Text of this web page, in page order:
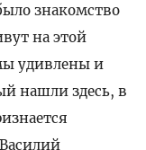
знакомство
на этой
удивлены и
нашли здесь, в